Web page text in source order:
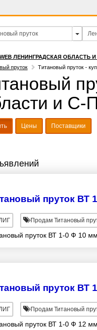
ЛЕНИНГРАДСКАЯ ОБЛАСТЬ
пруток
Титановый пруток -
и С-
Цены Поставщики
пруток ВТ
Продам Титановый
пруток ВТ 1-0 Ф 10 мм
пруток ВТ
Продам Титановый
пруток ВТ 1-0 Ф 12 мм